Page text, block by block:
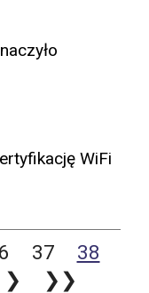
WiFi
37
38
❯ ❯❯